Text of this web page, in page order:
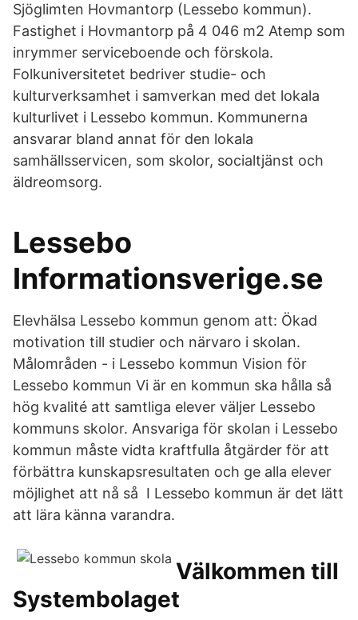
Sjöglimten Hovmantorp (Lessebo kommun).
Fastighet i Hovmantorp på 4 046 m2 Atemp som
inrymmer serviceboende och förskola.
Folkuniversitetet bedriver studie- och
kulturverksamhet i samverkan med det lokala
kulturlivet i Lessebo kommun. Kommunerna
ansvarar bland annat för den lokala
samhällsservicen, som skolor, socialtjänst och
äldreomsorg.
Lessebo
Informationsverige.se
Elevhälsa Lessebo kommun genom att: Ökad
motivation till studier och närvaro i skolan.
Målområden - i Lessebo kommun Vision för
Lessebo kommun Vi är en kommun ska hålla så
hög kvalité att samtliga elever väljer Lessebo
kommuns skolor. Ansvariga för skolan i Lessebo
kommun måste vidta kraftfulla åtgärder för att
förbättra kunskapsresultaten och ge alla elever
möjlighet att nå så I Lessebo kommun är det lätt
att lära känna varandra.
Välkommen till
Systembolaget